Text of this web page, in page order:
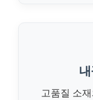
고품질 소